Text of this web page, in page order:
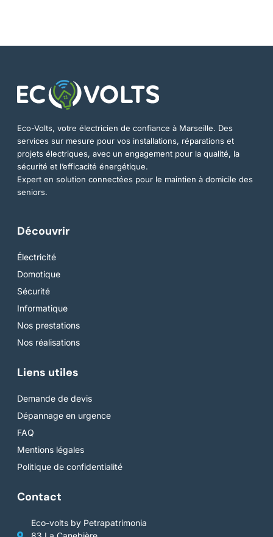
Eco-Volts, votre électricien de confiance à Marseille. Des
services sur mesure pour vos installations, réparations et
projets électriques, avec un engagement pour la qualité, la
sécurité et l’efficacité énergétique.
Expert en solution connectées pour le maintien à domicile des
seniors.
Découvrir
Électricité
Domotique
Sécurité
Informatique
Nos prestations
Nos réalisations
Liens utiles
Demande de devis
Dépannage en urgence
FAQ
Mentions légales
Politique de confidentialité
Contact
Eco-volts by Petrapatrimonia